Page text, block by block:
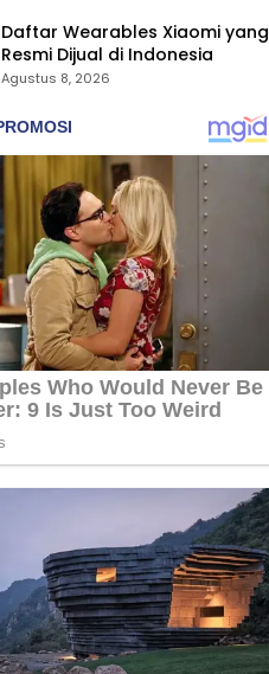
Daftar Wearables Xiaomi yang
Resmi Dijual di Indonesia
Agustus 8, 2026